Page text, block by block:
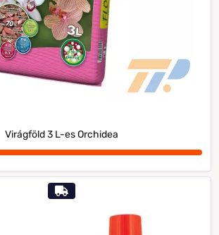
Virágföld 3 L-es Orchidea